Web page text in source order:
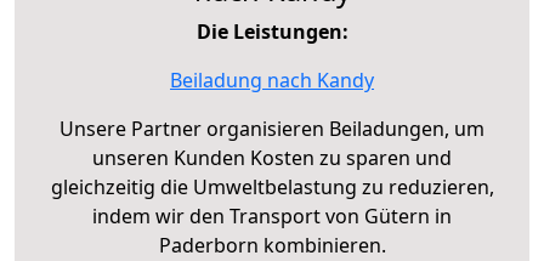
Die Leistungen:
Beiladung nach Kandy
Unsere Partner organisieren Beiladungen, um
unseren Kunden Kosten zu sparen und
gleichzeitig die Umweltbelastung zu reduzieren,
indem wir den Transport von Gütern in
Paderborn kombinieren.